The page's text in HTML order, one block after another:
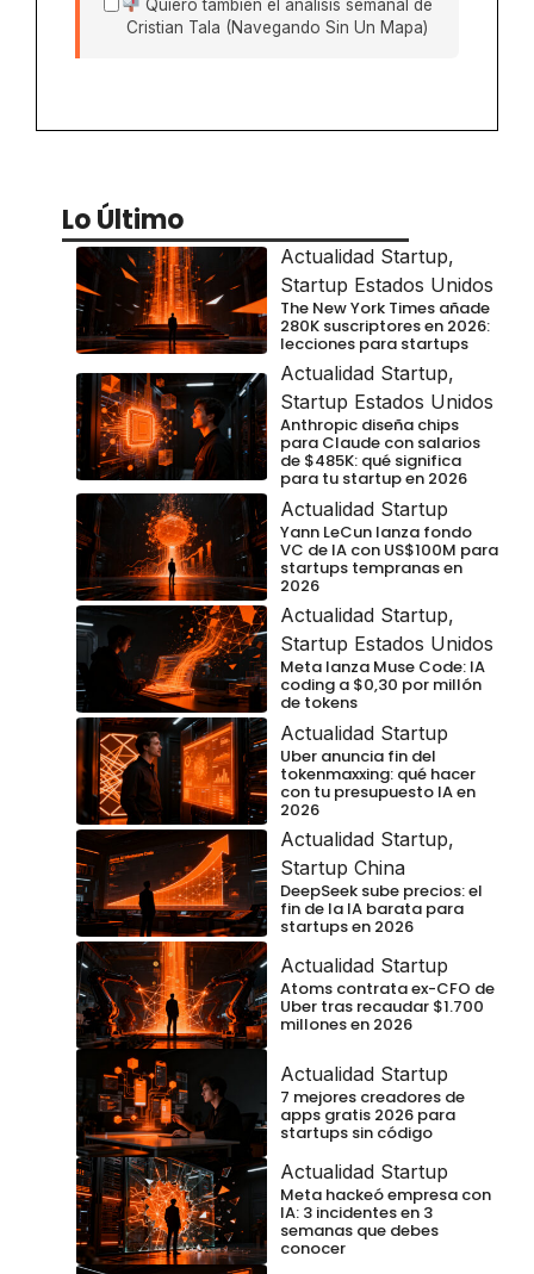
Quiero también el análisis semanal de
Cristian Tala (Navegando Sin Un Mapa)
Lo Último
Actualidad Startup,
Startup Estados Unidos
The New York Times añade
280K suscriptores en 2026:
lecciones para startups
Actualidad Startup,
Startup Estados Unidos
Anthropic diseña chips
para Claude con salarios
de $485K: qué significa
para tu startup en 2026
Actualidad Startup
Yann LeCun lanza fondo
VC de IA con US$100M para
startups tempranas en
2026
Actualidad Startup,
Startup Estados Unidos
Meta lanza Muse Code: IA
coding a $0,30 por millón
de tokens
Actualidad Startup
Uber anuncia fin del
tokenmaxxing: qué hacer
con tu presupuesto IA en
2026
Actualidad Startup,
Startup China
DeepSeek sube precios: el
fin de la IA barata para
startups en 2026
Actualidad Startup
Atoms contrata ex-CFO de
Uber tras recaudar $1.700
millones en 2026
Actualidad Startup
7 mejores creadores de
apps gratis 2026 para
startups sin código
Actualidad Startup
Meta hackeó empresa con
IA: 3 incidentes en 3
semanas que debes
conocer